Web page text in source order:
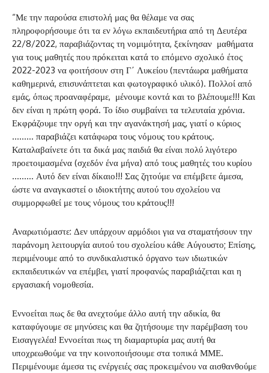
“Με την παρούσα επιστολή μας θα θέλαμε να σας
πληροφορήσουμε ότι τα εν λόγω εκπαιδευτήρια από τη Δευτέρα
22/8/2022, παραβιάζοντας τη νομιμότητα, ξεκίνησαν μαθήματα
για τους μαθητές που πρόκειται κατά το επόμενο σχολικό έτος
2022-2023 να φοιτήσουν στη Γ΄ Λυκείου (πεντάωρα μαθήματα
καθημερινά, επισυνάπτεται και φωτογραφικό υλικό). Πολλοί από
εμάς, όπως προαναφέραμε, μένουμε κοντά και το βλέπουμε!!! Και
δεν είναι η πρώτη φορά. Το ίδιο συμβαίνει τα τελευταία χρόνια.
Εκφράζουμε την οργή και την αγανάκτησή μας, γιατί ο κύριος
……… παραβιάζει κατάφωρα τους νόμους του κράτους.
Καταλαβαίνετε ότι τα δικά μας παιδιά θα είναι πολύ λιγότερο
προετοιμασμένα (σχεδόν ένα μήνα) από τους μαθητές του κυρίου
……… Αυτό δεν είναι δίκαιο!!! Σας ζητούμε να επέμβετε άμεσα,
ώστε να αναγκαστεί ο ιδιοκτήτης αυτού του σχολείου να
συμμορφωθεί με τους νόμους του κράτους!!!
Αναρωτιόμαστε: Δεν υπάρχουν αρμόδιοι για να σταματήσουν την
παράνομη λειτουργία αυτού του σχολείου κάθε Αύγουστο; Επίσης,
περιμένουμε από το συνδικαλιστικό όργανο των ιδιωτικών
εκπαιδευτικών να επέμβει, γιατί προφανώς παραβιάζεται και η
εργασιακή νομοθεσία.
Εννοείται πως δε θα ανεχτούμε άλλο αυτή την αδικία, θα
καταφύγουμε σε μηνύσεις και θα ζητήσουμε την παρέμβαση του
Εισαγγελέα! Εννοείται πως τη διαμαρτυρία μας αυτή θα
υποχρεωθούμε να την κοινοποιήσουμε στα τοπικά ΜΜΕ.
Περιμένουμε άμεσα τις ενέργειές σας προκειμένου να αισθανθούμε